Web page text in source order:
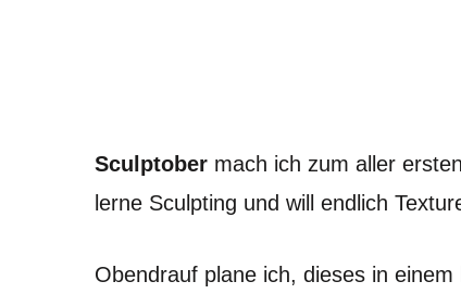
Sculptober mach ich zum aller
lerne Sculpting und will endlich
Obendrauf plane ich, dieses in einem